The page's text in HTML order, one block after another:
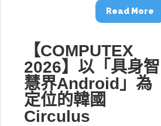
Read More
【COMPUTEX
2026】以「具身智
慧界Android」為
定位的韓國
Circulus